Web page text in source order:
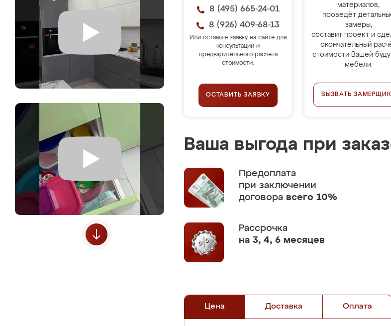
8 (495) 665-24-01
8 (926) 409-68-13
Или оставьте заявку на сайте для
консультации и
предварительного расчёта
стоимости.
ОСТАВИТЬ ЗАЯВКУ
материалов,
проведёт
замеры,
составит проект и
окончательный
стоимости Вашей
мебели.
ВЫЗВАТЬ
Ваша выгода при
Предоплата
при заключении
договора всего 10%
Рассрочка
на 3, 4, 6 месяцев
Цена Доставка Оплата